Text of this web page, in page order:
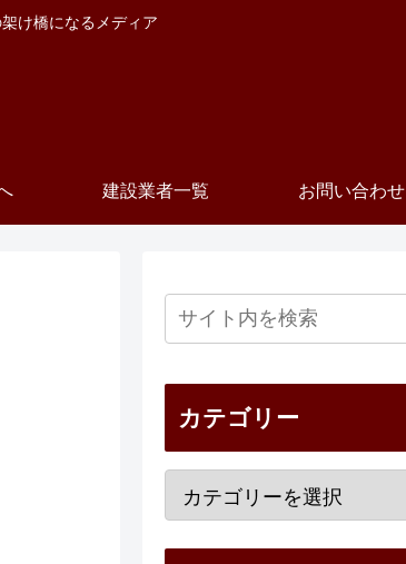
け橋になるメディア
建設業者一覧 お問い合わせ
カテゴリー